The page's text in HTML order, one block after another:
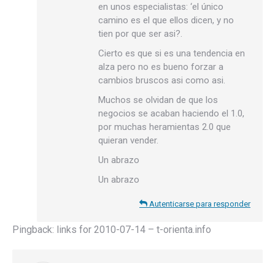
en unos especialistas: ‘el único
camino es el que ellos dicen, y no
tien por que ser asi?.
Cierto es que si es una tendencia en
alza pero no es bueno forzar a
cambios bruscos asi como asi.
Muchos se olvidan de que los
negocios se acaban haciendo el 1.0,
por muchas heramientas 2.0 que
quieran vender.
Un abrazo
Un abrazo
Autenticarse para responder
Pingback: links for 2010-07-14 – t-orienta.info